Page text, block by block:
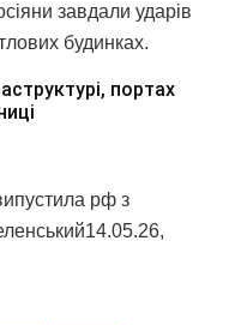
завдали ударів
будинках.
портах
рф з